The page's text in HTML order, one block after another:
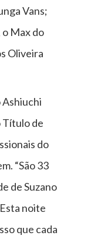
Vans;
Max do
Oliveira
Título de
do
“São 33
de Suzano
noite
que cada